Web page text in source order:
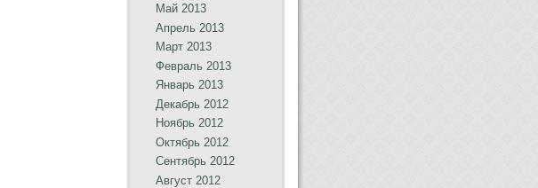
Май 2013
Апрель 2013
Март 2013
Февраль 2013
Январь 2013
Декабрь 2012
Ноябрь 2012
Октябрь 2012
Сентябрь 2012
Август 2012